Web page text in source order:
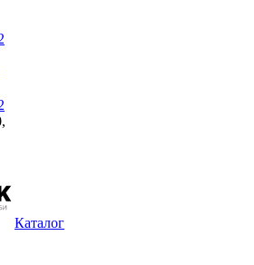
Каталог